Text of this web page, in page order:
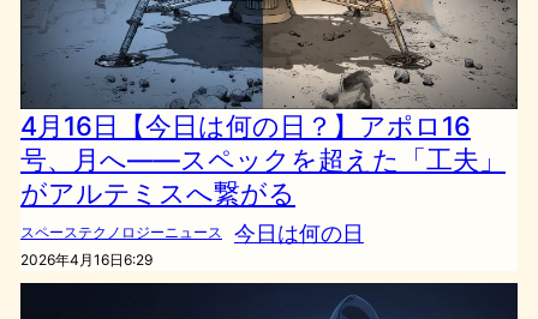
4月16日【今日は何の日？】アポロ16
号、月へ――スペックを超えた「工夫」
がアルテミスへ繋がる
スペーステクノロジーニュース 今日は何の日
2026年4月16日6:29